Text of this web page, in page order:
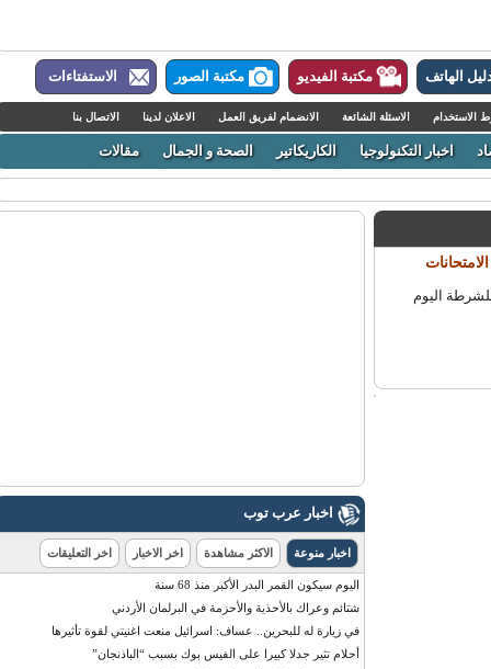
الهاتف مكتبة الفيديو مكتبة الصور الاستفتاءات
الاسئلة الشائعة الانضمام لفريق العمل الاعلان لدينا الاتصال بنا
اخبار التكنولوجيا الكاريكاتير الصحة و الجمال مقالات
اليوم
اخبار عرب توب
اخبار منوعة الاكثر مشاهدة اخر الاخبار اخر التعليقات
اليوم سيكون القمر البدر الأكبر منذ 68 سنة
شتائم وعراك بالأحذية والأحزمة في البرلمان الأردني
في زيارة له للبحرين.. عساف: اسرائيل منعت اغنيتي لقوة تأثيرها
أحلام تثير جدلا كبيرا على الفيس بوك بسبب “الباذنجان”